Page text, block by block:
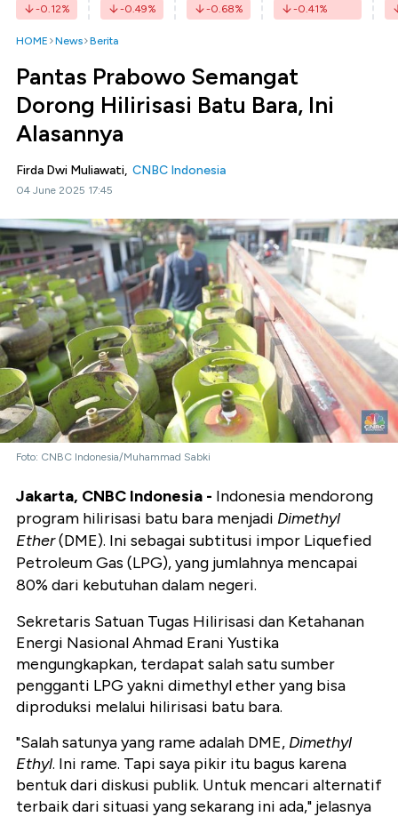
-0.12% -0.49% -0.68% -0.41%
HOME News Berita
Pantas Prabowo Semangat
Dorong Hilirisasi Batu Bara, Ini
Alasannya
Firda Dwi Muliawati, CNBC Indonesia
04 June 2025 17:45
Foto: CNBC Indonesia/Muhammad Sabki
Jakarta, CNBC Indonesia - Indonesia mendorong
program hilirisasi batu bara menjadi Dimethyl
Ether(DME). Ini sebagai subtitusi impor Liquefied
Petroleum Gas (LPG), yang jumlahnya mencapai
80% dari kebutuhan dalam negeri.
Sekretaris Satuan Tugas Hilirisasi dan Ketahanan
Energi Nasional Ahmad Erani Yustika
mengungkapkan, terdapat salah satu sumber
pengganti LPG yakni dimethyl ether yang bisa
diproduksi melalui hilirisasi batu bara.
"Salah satunya yang rame adalah DME, Dimethyl
Ethyl. Ini rame. Tapi saya pikir itu bagus karena
bentuk dari diskusi publik. Untuk mencari alternatif
terbaik dari situasi yang sekarang ini ada," jelasnya